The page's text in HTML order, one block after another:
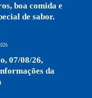
boa comida e
de sabor.
07/08/26,
da